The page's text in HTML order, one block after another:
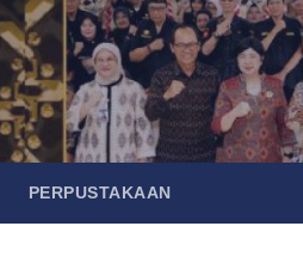
PERPUSTAKAAN